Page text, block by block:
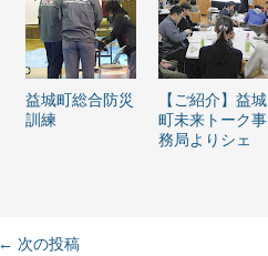
益城町総合防災
訓練
【ご紹介】益城
町未来トーク事
務局よりシェ
← 次の投稿